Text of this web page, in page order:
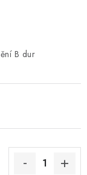
SMLOUVY
B dur